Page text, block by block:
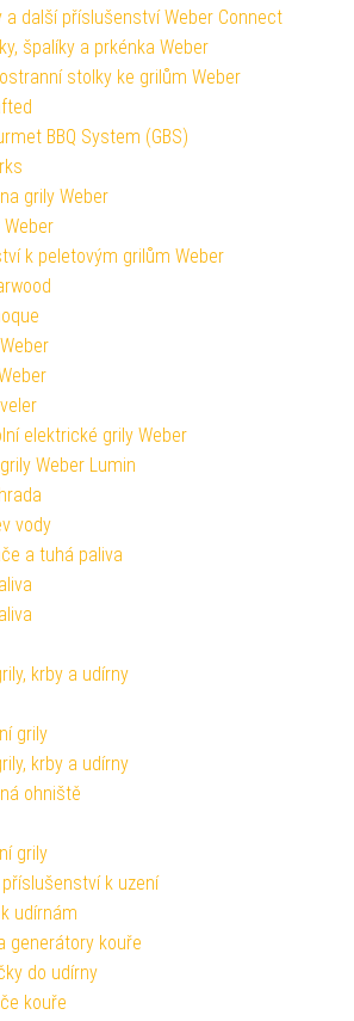
a další příslušenství Weber Connect
špalíky a prkénka Weber
stolky ke grilům Weber
BBQ System (GBS)
grily Weber
k peletovým grilům Weber
elektrické grily Weber
Weber Lumin
vody
a tuhá paliva
krby a udírny
grily
krby a udírny
ohniště
grily
k uzení
udírnám
generátory kouře
do udírny
kouře